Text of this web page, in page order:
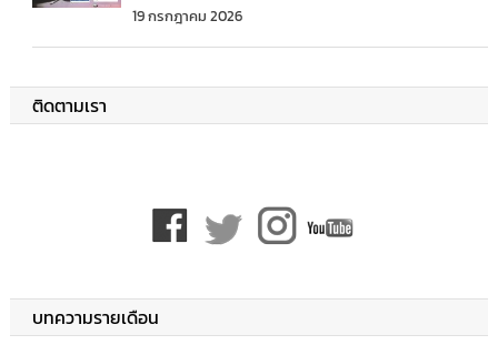
19 กรกฎาคม 2026
ติดตามเรา
บทความรายเดือน